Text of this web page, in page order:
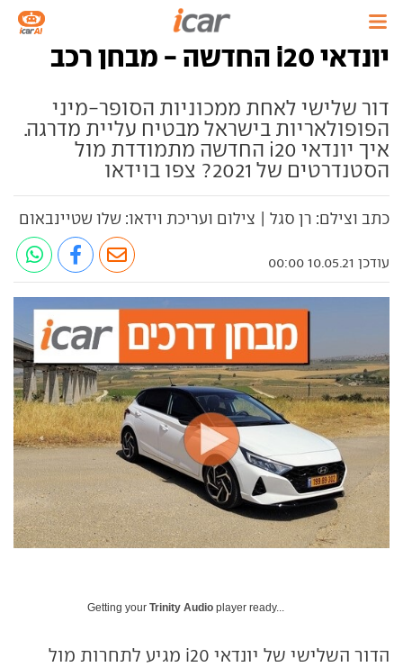
יונדאי i20 החדשה - מבחן רכב
דור שלישי לאחת ממכוניות הסופר-מיני
הפופולאריות בישראל מבטיח עליית מדרגה.
איך יונדאי i20 החדשה מתמודדת מול
הסטנדרטים של 2021? צפו בוידאו
כתב וצילם: רן סגל | צילום ועריכת וידאו: שלו שטיינבאום
עודכן 10.05.21 00:00
Getting your Trinity Audio player ready...
הדור השלישי של יונדאי i20 מגיע לתחרות מול